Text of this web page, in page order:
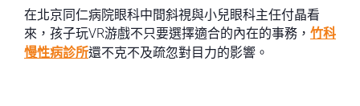
在北京同仁病院眼科中間斜視與小兒眼科主任付晶看
來，孩子玩VR游戲不只要選擇適合的內在的事務， 竹科
慢性病診所還不克不及疏忽對目力的影響。